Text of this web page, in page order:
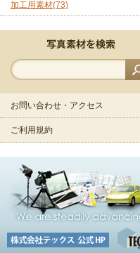
加工用素材(73)
お問い合わせ・アクセス
ご利用規約